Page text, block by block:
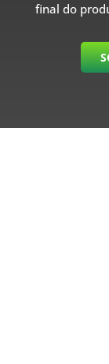
final do